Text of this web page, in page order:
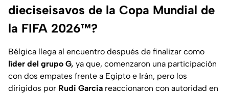
dieciseisavos de la Copa Mundial de
la FIFA 2026™?
Bélgica llega al encuentro después de finalizar como
líder del grupo G, ya que, comenzaron una participación
con dos empates frente a Egipto e Irán, pero los
dirigidos por Rudi Garcia reaccionaron con autoridad en